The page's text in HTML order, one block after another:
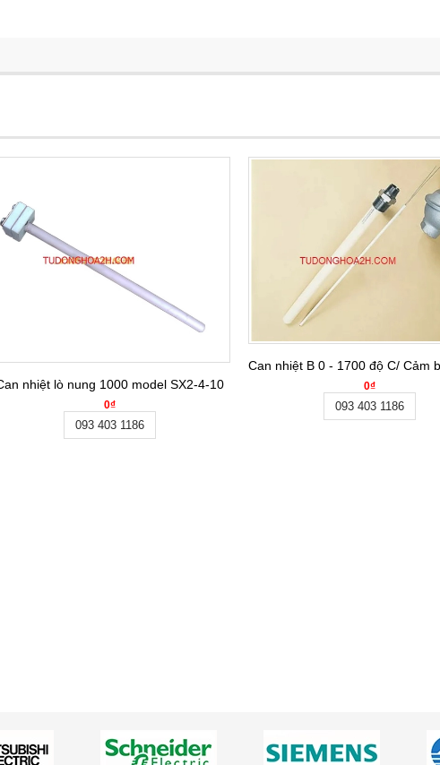
nhiệt lò nung 1000 model SX2-4-10
0₫
093 403 1186
Can nhiệt B 0 - 1700 độ C/ Cảm
0₫
093 403 1186